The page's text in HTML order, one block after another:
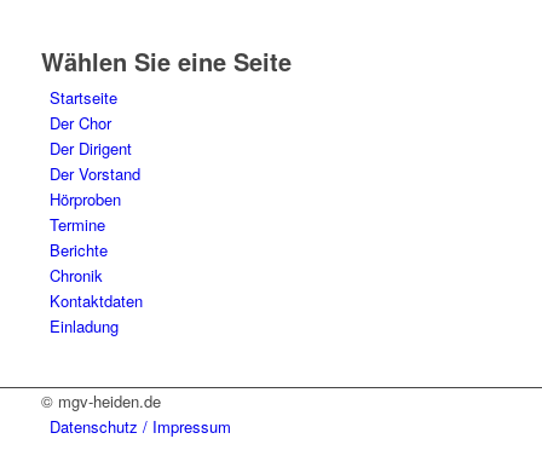
Wählen Sie eine Seite
Startseite
Der Chor
Der Dirigent
Der Vorstand
Hörproben
Termine
Berichte
Chronik
Kontaktdaten
Einladung
© mgv-heiden.de
Datenschutz / Impressum